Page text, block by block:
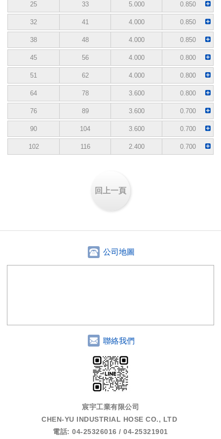
25 33 5.000 0.850
32 41 4.000 0.850
38 48 4.000 0.850
45 56 4.000 0.800
51 62 4.000 0.800
64 78 3.600 0.800
76 89 3.600 0.700
90 104 3.600 0.700
102 116 2.400 0.700
回上一頁
公司地圖
聯絡我們
宸宇工業有限公司
CHEN-YU INDUSTRIAL HOSE CO., LTD
電話: 04-25326016 / 04-25321901